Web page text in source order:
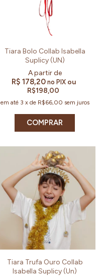
Tiara Bolo Collab Isabella
Suplicy (UN)
R$ 178,20 no PIX ou
R$198,00
em até 3 x de R$66,00 sem juros
Tiara Trufa Ouro Collab
Isabella Suplicy (Un)